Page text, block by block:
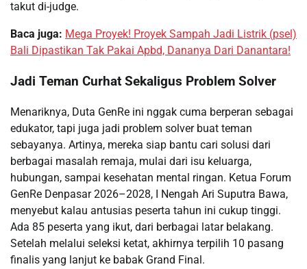
takut di-judge.
Baca juga: Mega Proyek! Proyek Sampah Jadi Listrik (psel)
Bali Dipastikan Tak Pakai Apbd, Dananya Dari Danantara!
Jadi Teman Curhat Sekaligus Problem Solver
Menariknya, Duta GenRe ini nggak cuma berperan sebagai
edukator, tapi juga jadi problem solver buat teman
sebayanya. Artinya, mereka siap bantu cari solusi dari
berbagai masalah remaja, mulai dari isu keluarga,
hubungan, sampai kesehatan mental ringan. Ketua Forum
GenRe Denpasar 2026–2028, I Nengah Ari Suputra Bawa,
menyebut kalau antusias peserta tahun ini cukup tinggi.
Ada 85 peserta yang ikut, dari berbagai latar belakang.
Setelah melalui seleksi ketat, akhirnya terpilih 10 pasang
finalis yang lanjut ke babak Grand Final.